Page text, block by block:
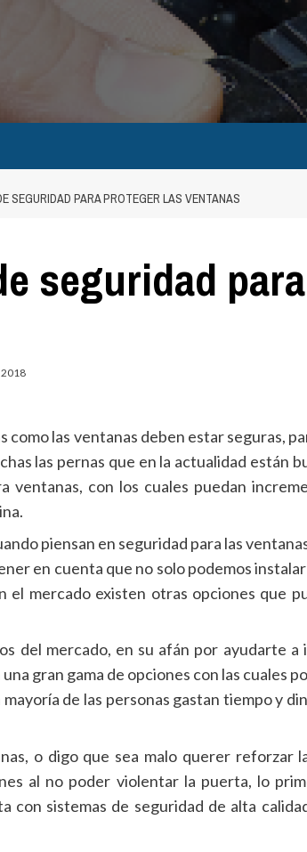
SEGURIDAD PARA PROTEGER LAS VENTANAS
seguridad
como las ventanas deben estar seguras,
las pernas que en la actualidad están
ventanas, con los cuales puedan
piensan en seguridad para las
en cuenta que no solo podemos
el mercado existen otras opciones que
del mercado, en su afán por ayudarte
gran gama de opciones con las cuales
de las personas gastan tiempo y
o digo que sea malo querer reforzar
al no poder violentar la puerta, lo
con sistemas de seguridad de alta